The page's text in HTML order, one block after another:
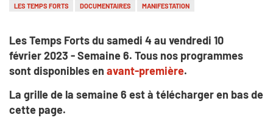
LES TEMPS FORTS DOCUMENTAIRES MANIFESTATION
Les Temps Forts du samedi 4 au vendredi 10
février 2023 - Semaine 6. Tous nos programmes
sont disponibles en avant-première.
La grille de la semaine 6 est à télécharger en bas de
cette page.